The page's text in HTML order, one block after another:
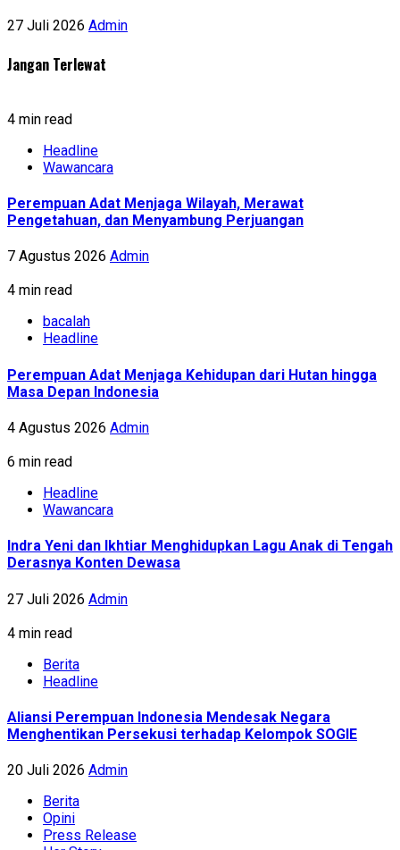
27 Juli 2026 Admin
Jangan Terlewat
4 min read
Headline
Wawancara
Perempuan Adat Menjaga Wilayah, Merawat
Pengetahuan, dan Menyambung Perjuangan
7 Agustus 2026 Admin
4 min read
bacalah
Headline
Perempuan Adat Menjaga Kehidupan dari Hutan hingga
Masa Depan Indonesia
4 Agustus 2026 Admin
6 min read
Headline
Wawancara
Indra Yeni dan Ikhtiar Menghidupkan Lagu Anak di Tengah
Derasnya Konten Dewasa
27 Juli 2026 Admin
4 min read
Berita
Headline
Aliansi Perempuan Indonesia Mendesak Negara
Menghentikan Persekusi terhadap Kelompok SOGIE
20 Juli 2026 Admin
Berita
Opini
Press Release